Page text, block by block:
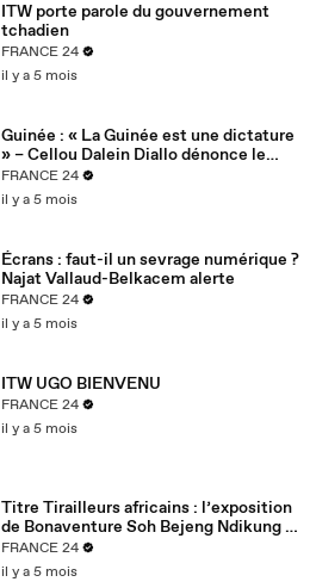
ITW porte parole du gouvernement
tchadien
FRANCE 24
il y a 5 mois
Guinée : « La Guinée est une dictature
» – Cellou Dalein Diallo dénonce le
régime Doumbouya
FRANCE 24
il y a 5 mois
Écrans : faut-il un sevrage numérique ?
Najat Vallaud-Belkacem alerte
FRANCE 24
il y a 5 mois
ITW UGO BIENVENU
FRANCE 24
il y a 5 mois
Titre Tirailleurs africains : l’exposition
de Bonaventure Soh Bejeng Ndikung à
Berlin
FRANCE 24
il y a 5 mois